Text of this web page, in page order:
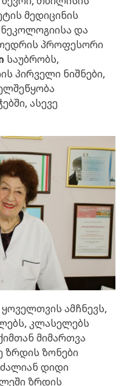
მედიცინის
და
პროფესორი
საუბრობს,
პირველი ნიშნები,
ასევე
ამჩნევს,
კლასელებს
მიმართვა
ზრდის ზონები
ძალიან დიდი
ზრდის